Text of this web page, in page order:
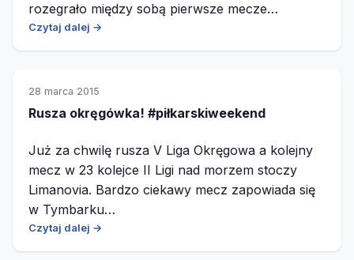
rozegrało między sobą pierwsze mecze…
Czytaj dalej →
28 marca 2015
Rusza okręgówka! #piłkarskiweekend
Już za chwilę rusza V Liga Okręgowa a kolejny
mecz w 23 kolejce II Ligi nad morzem stoczy
Limanovia. Bardzo ciekawy mecz zapowiada się
w Tymbarku…
Czytaj dalej →